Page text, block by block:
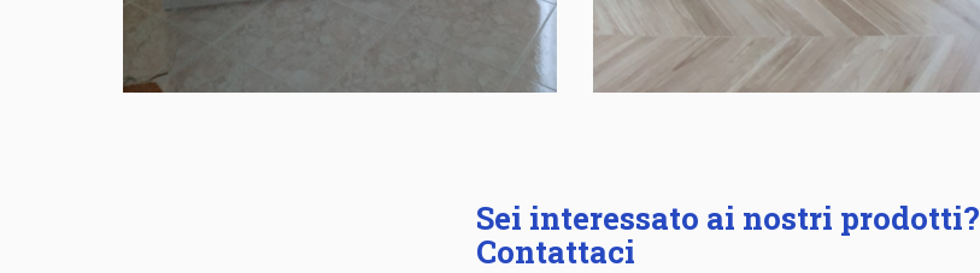
Sei interessato ai nostri prodotti?
Contattaci